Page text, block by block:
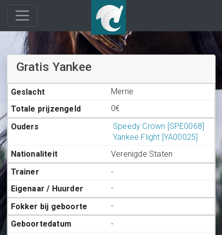
Gratis Yankee
Merrie
0€
Speedy Crown [SPE0068]
Yankee Flight [YA00025]
Verenigde Staten
-
-
-
-